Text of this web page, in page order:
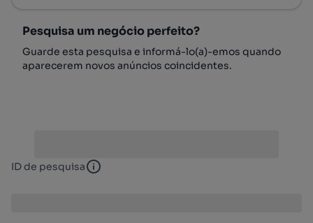
Pesquisa um negócio perfeito?
Guarde esta pesquisa e informá-lo(a)-emos quando
aparecerem novos anúncios coincidentes.
ID de pesquisa ID de pesquisa